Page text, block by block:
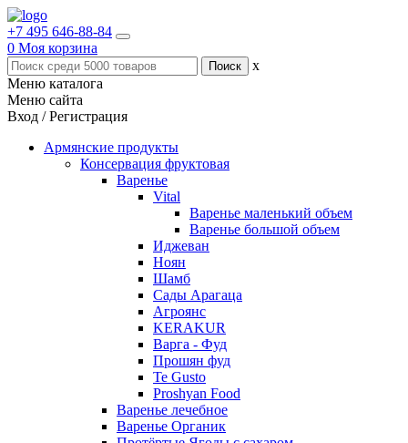
+7 495 646-88-84
0 Моя корзина
x
Меню каталога
Меню сайта
Вход / Регистрация
Армянские продукты
Консервация фруктовая
Варенье
Vital
Варенье маленький объем
Варенье большой объем
Иджеван
Ноян
Шамб
Сады Арагаца
Агроянс
KERAKUR
Варга - Фуд
Прошян фуд
Te Gusto
Proshyan Food
Варенье лечебное
Варенье Органик